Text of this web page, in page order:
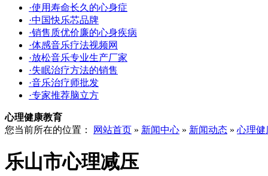
·使用寿命长久的心身症
·中国快乐芯品牌
·销售质优价廉的心身疾病
·体感音乐疗法视频网
·放松音乐专业生产厂家
·失眠治疗方法的销售
·音乐治疗师批发
·专家推荐脑立方
心理健康教育
您当前所在的位置：
网站首页 » 新闻中心 » 新闻动态 » 心理健
乐山市心理减压